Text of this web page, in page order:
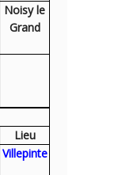
Noisy le
Grand
Lieu
Villepinte